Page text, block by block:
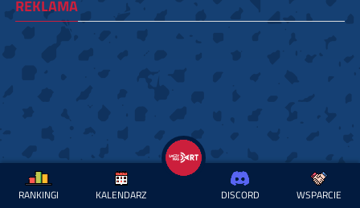
REKLAMA
RANKINGI KALENDARZ DISCORD WSPARCIE